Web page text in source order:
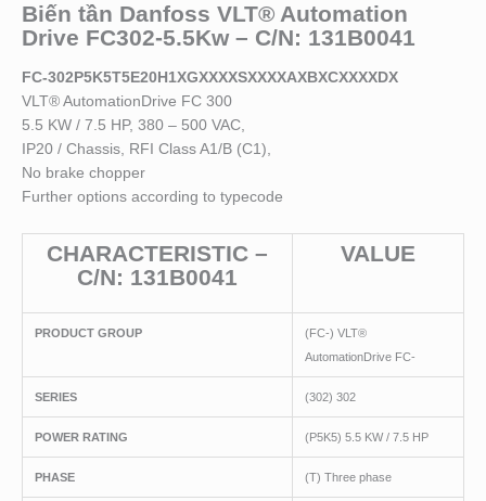
Biến tần Danfoss VLT® Automation
Drive FC302-5.5Kw – C/N: 131B0041
FC-302P5K5T5E20H1XGXXXXSXXXXAXBXCXXXXDX
VLT® AutomationDrive FC 300
5.5 KW / 7.5 HP, 380 – 500 VAC,
IP20 / Chassis, RFI Class A1/B (C1),
No brake chopper
Further options according to typecode
CHARACTERISTIC –
C/N: 131B0041
VALUE
PRODUCT GROUP
(FC-) VLT®
AutomationDrive FC-
SERIES (302) 302
POWER RATING (P5K5) 5.5 KW / 7.5 HP
PHASE (T) Three phase